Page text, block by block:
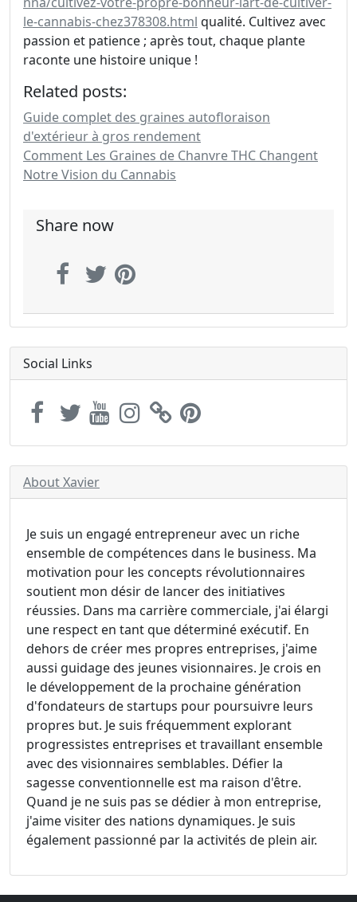
le-cannabis-chez378308.html qualité. Cultivez avec
passion et patience ; après tout, chaque plante
raconte une histoire unique !
Related posts:
Guide complet des graines autofloraison
d'extérieur à gros rendement
Comment Les Graines de Chanvre THC Changent
Notre Vision du Cannabis
Share now
Social Links
About Xavier
Je suis un engagé entrepreneur avec un riche
ensemble de compétences dans le business. Ma
motivation pour les concepts révolutionnaires
soutient mon désir de lancer des initiatives
réussies. Dans ma carrière commerciale, j'ai élargi
une respect en tant que déterminé exécutif. En
dehors de créer mes propres entreprises, j'aime
aussi guidage des jeunes visionnaires. Je crois en
le développement de la prochaine génération
d'fondateurs de startups pour poursuivre leurs
propres but. Je suis fréquemment explorant
progressistes entreprises et travaillant ensemble
avec des visionnaires semblables. Défier la
sagesse conventionnelle est ma raison d'être.
Quand je ne suis pas se dédier à mon entreprise,
j'aime visiter des nations dynamiques. Je suis
également passionné par la activités de plein air.